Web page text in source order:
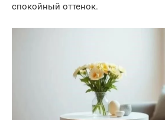
спокойный оттенок.